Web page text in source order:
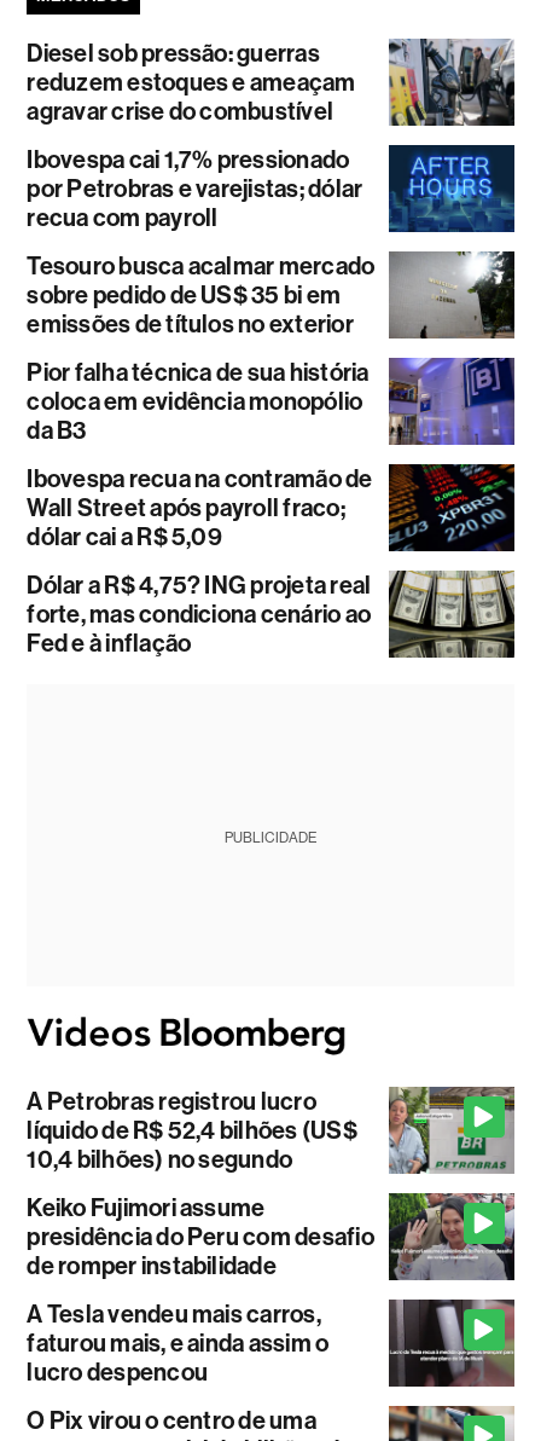
Diesel sob pressão: guerras
reduzem estoques e ameaçam
agravar crise do combustível
Ibovespa cai 1,7% pressionado
por Petrobras e varejistas; dólar
recua com payroll
Tesouro busca acalmar mercado
sobre pedido de US$ 35 bi em
emissões de títulos no exterior
Pior falha técnica de sua história
coloca em evidência monopólio
da B3
Ibovespa recua na contramão de
Wall Street após payroll fraco;
dólar cai a R$ 5,09
Dólar a R$ 4,75? ING projeta real
forte, mas condiciona cenário ao
Fed e à inflação
PUBLICIDADE
A Petrobras registrou lucro
líquido de R$ 52,4 bilhões (US$
10,4 bilhões) no segundo
Keiko Fujimori assume
presidência do Peru com desafio
de romper instabilidade
A Tesla vendeu mais carros,
faturou mais, e ainda assim o
lucro despencou
O Pix virou o centro de uma